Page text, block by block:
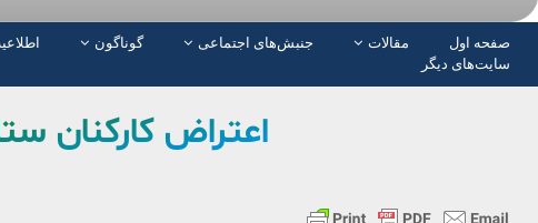
صفحە اول مقالات جنبش‌های اجتماعی گوناگون
سایت‌های دیگر
اعتراض کارکنان